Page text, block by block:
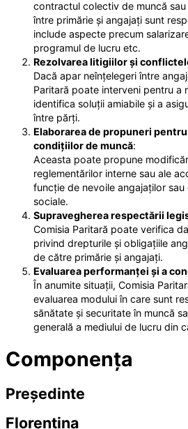
contractul colectiv de muncă
între primărie și angajați sunt
include aspecte precum
programul de lucru etc.
Rezolvarea litigiilor și
Dacă apar neînțelegeri între
Paritară poate interveni pentru a
identifica soluții amiabile și a
între părți.
Elaborarea de propuneri
condițiilor de muncă:
Aceasta poate propune
reglementărilor interne sau ale
funcție de nevoile angajaților
sociale.
Supravegherea respectării
Comisia Paritară poate verifica
privind drepturile și obligațiile
de către primărie și angajați.
Evaluarea performanței și a
În anumite situații, Comisia
evaluarea modului în care sunt
sănătate și securitate în muncă
generală a mediului de lucru din
Componența
Președinte
Florentina